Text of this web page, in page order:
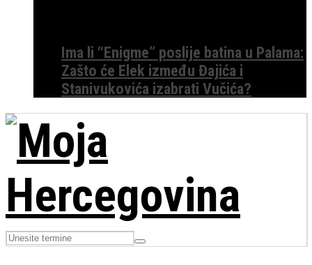
Ima li “Enigme” poslije batina u Palama:
Zašto će Elek između Đajića i
Stanivukovića izabrati Vučića?